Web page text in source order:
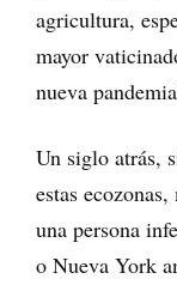
agricultura,
mayor
nueva
Un siglo atrás,
estas
una persona
o Nueva York